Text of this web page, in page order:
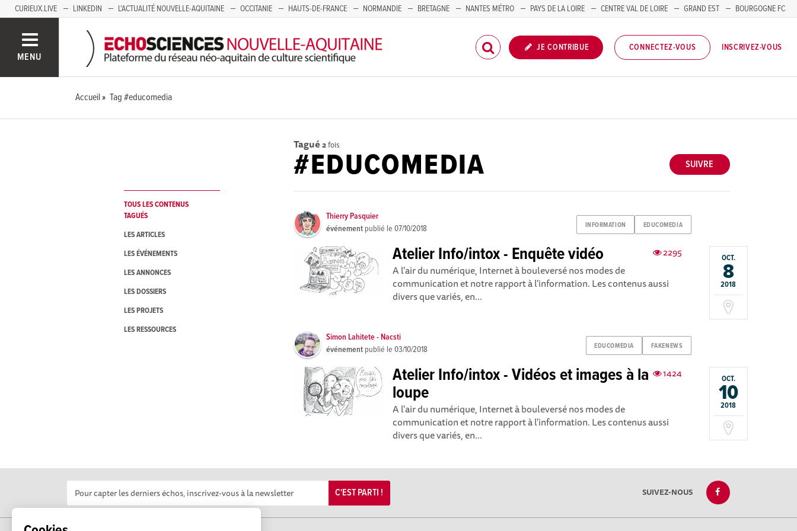
CURIEUX.LIVE LINKEDIN L'ACTUALITÉ NOUVELLE-AQUITAINE OCCITANIE HAUTS-DE-FRANCE NORMANDIE BRETAGNE NANTES MÉTRO PAYS DE LA LOIRE CENTRE VAL DE LOIRE GRAND EST
BOURGOGNE FC
MENU
JE CONTRIBUE CONNECTEZ-VOUS INSCRIVEZ-VOUS
Accueil Tag #educomedia
TOUS LES CONTENUS
TAGUÉS
LES ARTICLES
LES ÉVÉNEMENTS
LES ANNONCES
LES DOSSIERS
LES PROJETS
LES RESSOURCES
Tagué 2fois
SUIVRE
#EDUCOMEDIA
INFORMATION EDUCOMEDIA
Thierry Pasquier
événement publié le07/10/2018
OCT.
8
2018
2295
Atelier Info/intox - Enquête vidéo
A l'air du numérique, Internet à bouleversé nos modes de
communication et notre rapport à l'information. Les contenus aussi
divers que variés, en...
EDUCOMEDIA FAKENEWS
Simon Lahitete - Nacsti
événement publié le03/10/2018
OCT.
10
2018
1424
Atelier Info/intox - Vidéos et images à la
loupe
A l'air du numérique, Internet à bouleversé nos modes de
communication et notre rapport à l'information. Les contenus aussi
divers que variés, en...
C'EST PARTI ! SUIVEZ-NOUS